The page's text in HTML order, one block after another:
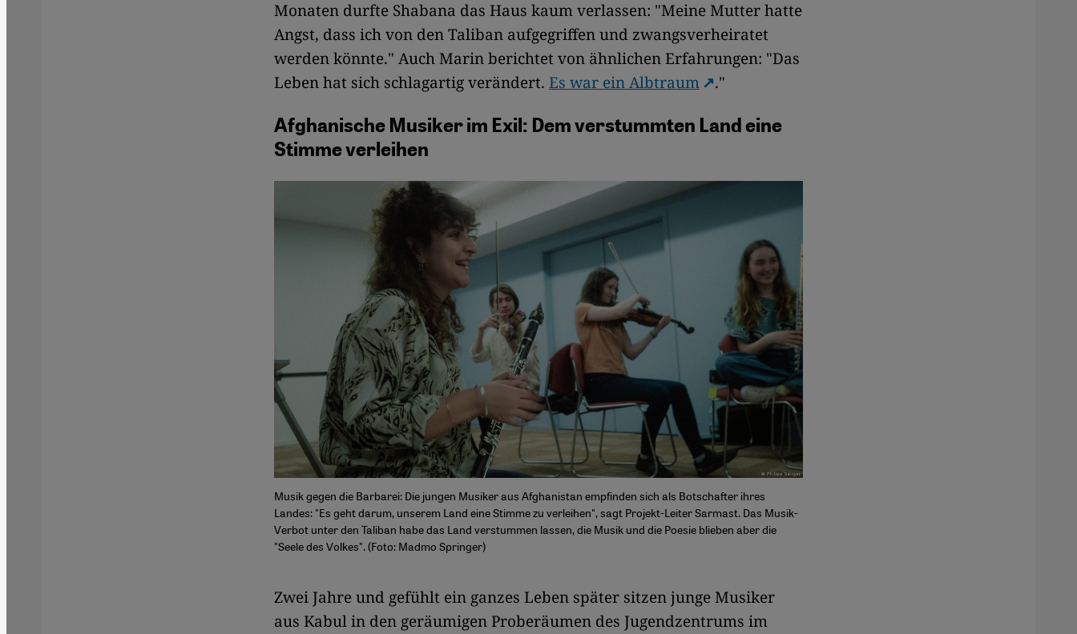
Monaten durfte Shabana das Haus kaum verlassen: "Meine Mutter hatte
Angst, dass ich von den Taliban aufgegriffen und zwangsverheiratet
werden könnte." Auch Marin berichtet von ähnlichen Erfahrungen: "Das
Leben hat sich schlagartig verändert. Es war ein Albtraum ."
Afghanische Musiker im Exil: Dem verstummten Land eine
Stimme verleihen
Musik gegen die Barbarei: Die jungen Musiker aus Afghanistan empfinden sich als Botschafter ihres
Landes: "Es geht darum, unserem Land eine Stimme zu verleihen", sagt Projekt-Leiter Sarmast. Das Musik-
Verbot unter den Taliban habe das Land verstummen lassen, die Musik und die Poesie blieben aber die
"Seele des Volkes". (Foto: Madmo Springer)
Zwei Jahre und gefühlt ein ganzes Leben später sitzen junge Musiker
aus Kabul in den geräumigen Proberäumen des Jugendzentrums im